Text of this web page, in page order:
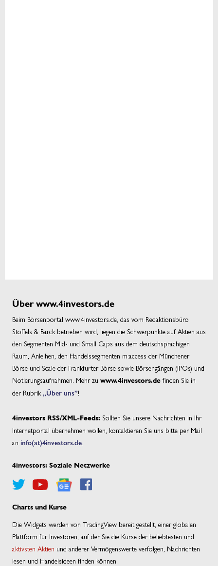
Über www.4investors.de
Beim Börsenportal www.4investors.de, das vom Redaktionsbüro
Stoffels & Barck betrieben wird, liegen die Schwerpunkte auf Aktien aus
den Segmenten Mid- und Small Caps aus dem deutschsprachigen
Raum, Anleihen, den Handelssegmenten m:access der Münchener
Börse und Scale der Frankfurter Börse sowie Börsengängen (IPOs) und
Notierungsaufnahmen. Mehr zu www.4investors.de finden Sie in
der Rubrik „Über uns”!
4investors RSS/XML-Feeds: Sollten Sie unsere Nachrichten in Ihr
Internetportal übernehmen wollen, kontaktieren Sie uns bitte per Mail
an info(at)4investors.de
4investors: Soziale Netzwerke
Charts und Kurse
Die Widgets werden von TradingView bereit gestellt, einer globalen
Plattform für Investoren, auf der Sie die Kurse der beliebtesten und
aktivsten Aktien und anderer Vermögenswerte verfolgen, Nachrichten
lesen und Handelsideen finden können.